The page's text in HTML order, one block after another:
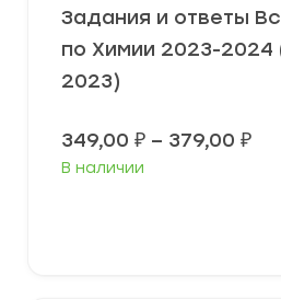
Задания и ответы
по Химии 2023-2024
2023)
349,00 ₽ – 379,00 ₽
В наличии